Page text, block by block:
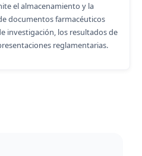
el almacenamiento y la
documentos farmacéuticos
investigación, los resultados de
reglamentarias.